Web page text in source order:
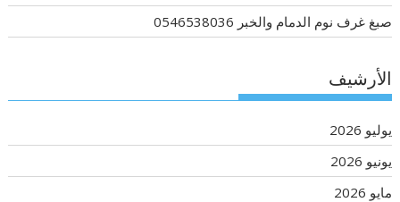
صبغ غرف نوم الدمام والخبر 0546538036
الأرشيف
يوليو 2026
يونيو 2026
مايو 2026